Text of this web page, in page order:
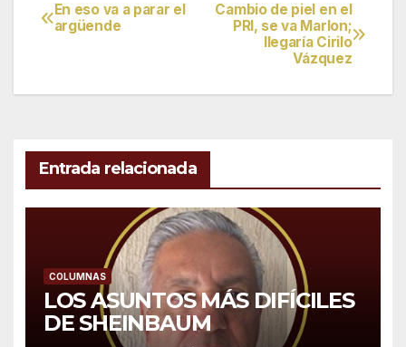
Navegación
entradas
Cambio de piel en el
PRI, se va Marlon;
llegaría Cirilo
Vázquez
En eso va a parar el
argüende
Entrada relacionada
COLUMNAS
LOS ASUNTOS MÁS DIFÍCILES
DE SHEINBAUM